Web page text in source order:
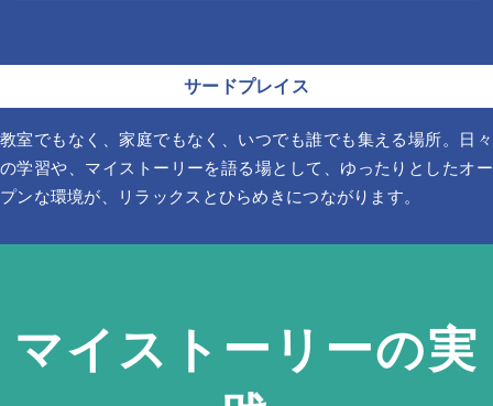
サードプレイス
教室でもなく、家庭でもなく、いつでも誰でも集える場所。日々
の学習や、マイストーリーを語る場として、ゆったりとしたオー
プンな環境が、リラックスとひらめきにつながります。
マイストーリーの実